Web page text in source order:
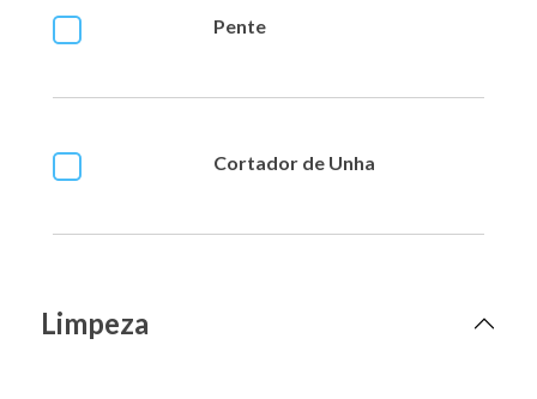
Pente
Cortador de Unha
Limpeza